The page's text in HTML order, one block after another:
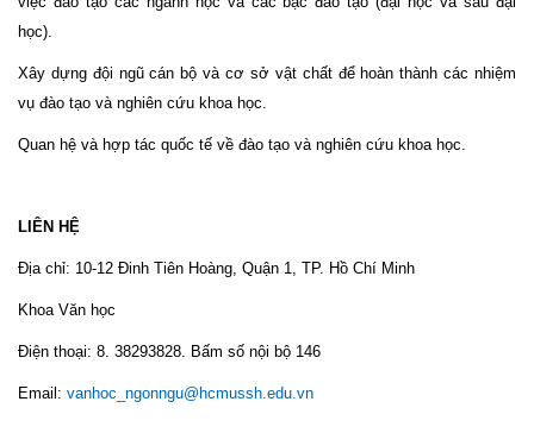
học).
Xây dựng đội ngũ cán bộ và cơ sở vật chất để hoàn thành các nhiệm
vụ đào tạo và nghiên cứu khoa học.
Quan hệ và hợp tác quốc tế về đào tạo và nghiên cứu khoa học.
LIÊN HỆ
Địa chỉ: 10-12 Đinh Tiên Hoàng, Quận 1, TP. Hồ Chí Minh
Khoa Văn học
Điện thoại: 8. 38293828. Bấm số nội bộ 146
Email: vanhoc_ngonngu@hcmussh.edu.vn